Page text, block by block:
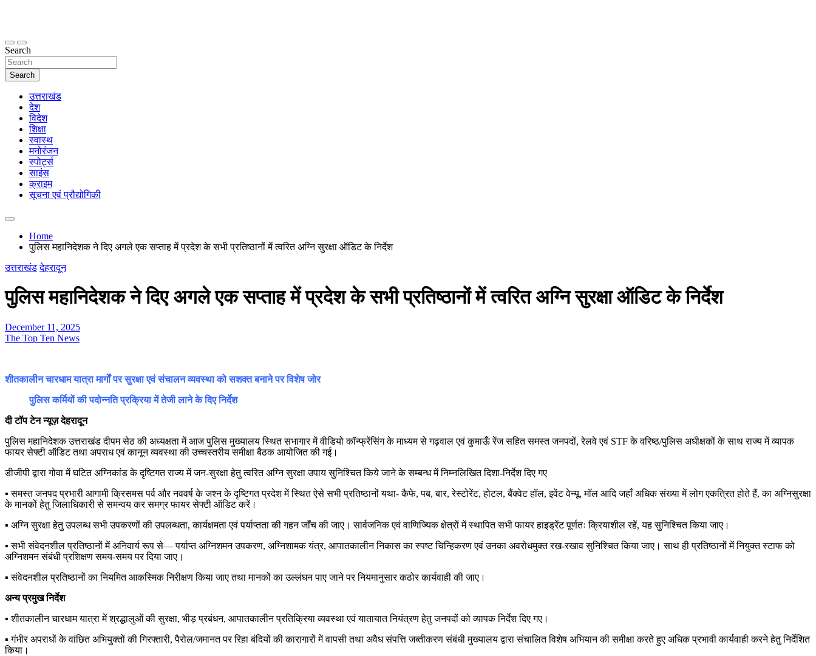
thetoptennews.com
Search
Search
उत्तराखंड
देश
विदेश
शिक्षा
स्वास्थ
मनोरंजन
स्पोर्ट्स
साइंस
क्राइम
सूचना एवं प्रौद्योगिकी
Home
पुलिस महानिदेशक ने दिए अगले एक सप्ताह में प्रदेश के सभी प्रतिष्ठानों में त्वरित अग्नि सुरक्षा ऑडिट के निर्देश
उत्तराखंड देहरादून
पुलिस महानिदेशक ने दिए अगले एक सप्ताह में प्रदेश के सभी प्रतिष्ठानों में त्वरित अग्नि सुरक्षा ऑडिट के निर्देश
December 11, 2025
The Top Ten News
शीतकालीन चारधाम यात्रा मार्गों पर सुरक्षा एवं संचालन व्यवस्था को सशक्त बनाने पर विशेष जोर
पुलिस कर्मियों की पदोन्नति प्रक्रिया में तेजी लाने के दिए निर्देश
दी टॉप टेन न्यूज़ देहरादून
पुलिस महानिदेशक उत्तराखंड दीपम सेठ की अध्यक्षता में आज पुलिस मुख्यालय स्थित सभागार में वीडियो कॉन्फ्रेंसिंग के माध्यम से गढ़वाल एवं कुमाऊँ रेंज सहित समस्त जनपदों, रेलवे एवं STF के वरिष्ठ/पुलिस अधीक्षकों के साथ राज्य में व्यापक
फायर सेफ्टी ऑडिट तथा अपराध एवं कानून व्यवस्था की उच्चस्तरीय समीक्षा बैठक आयोजित की गई।
डीजीपी द्वारा गोवा में घटित अग्निकांड के दृष्टिगत राज्य में जन-सुरक्षा हेतु त्वरित अग्नि सुरक्षा उपाय सुनिश्चित किये जाने के सम्बन्ध में निम्नलिखित दिशा-निर्देश दिए गए
▪️ समस्त जनपद प्रभारी आगामी क्रिसमस पर्व और नववर्ष के जश्न के दृष्टिगत प्रदेश में स्थित ऐसे सभी प्रतिष्ठानों यथा- कैफे, पब, बार, रेस्टोरेंट, होटल, बैंक्वेट हॉल, इवेंट वेन्यू, मॉल आदि जहाँ अधिक संख्या में लोग एकत्रित होते हैं, का अग्निसुरक्षा
के मानकों हेतु जिलाधिकारी से समन्वय कर समग्र फायर सेफ्टी ऑडिट करें।
▪️ अग्नि सुरक्षा हेतु उपलब्ध सभी उपकरणों की उपलब्धता, कार्यक्षमता एवं पर्याप्तता की गहन जाँच की जाए। सार्वजनिक एवं वाणिज्यिक क्षेत्रों में स्थापित सभी फायर हाइड्रेंट पूर्णतः क्रियाशील रहें, यह सुनिश्चित किया जाए।
▪️ सभी संवेदनशील प्रतिष्ठानों में अनिवार्य रूप से— पर्याप्त अग्निशमन उपकरण, अग्निशामक यंत्र, आपातकालीन निकास का स्पष्ट चिन्हिकरण एवं उनका अवरोधमुक्त रख-रखाव सुनिश्चित किया जाए। साथ ही प्रतिष्ठानों में नियुक्त स्टाफ को
अग्निशमन संबंधी प्रशिक्षण समय-समय पर दिया जाए।
▪️ संवेदनशील प्रतिष्ठानों का नियमित आकस्मिक निरीक्षण किया जाए तथा मानकों का उल्लंघन पाए जाने पर नियमानुसार कठोर कार्यवाही की जाए।
अन्य प्रमुख निर्देश
▪️ शीतकालीन चारधाम यात्रा में श्रद्धालुओं की सुरक्षा, भीड़ प्रबंधन, आपातकालीन प्रतिक्रिया व्यवस्था एवं यातायात नियंत्रण हेतु जनपदों को व्यापक निर्देश दिए गए।
▪️ गंभीर अपराधों के वांछित अभियुक्तों की गिरफ्तारी, पैरोल/जमानत पर रिहा बंदियों की कारागारों में वापसी तथा अवैध संपत्ति जब्तीकरण संबंधी मुख्यालय द्वारा संचालित विशेष अभियान की समीक्षा करते हुए अधिक प्रभावी कार्यवाही करने हेतु निर्देशित
किया।